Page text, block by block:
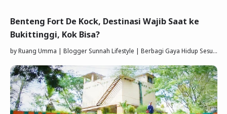
Benteng Fort De Kock, Destinasi Wajib Saat ke
Bukittinggi, Kok Bisa?
byRuang Umma | Blogger Sunnah Lifestyle | Berbagi Gaya Hidup Sesuai Quran Sunnah